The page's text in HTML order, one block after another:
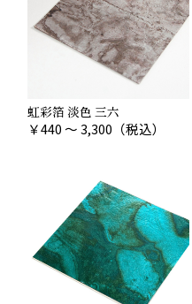
虹彩箔 淡色 三六
￥440 ～ 3,300 （税込）